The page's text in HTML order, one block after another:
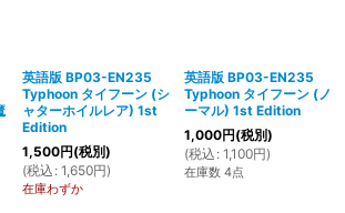
英語版 BP03-EN235
Typhoon タイフーン (シ
ャターホイルレア) 1st
Edition
1,500円(税別)
(税込 : 1,650円)
在庫わずか
英語版 BP03-EN235
Typhoon タイフーン (ノ
ーマル) 1st Edition
1,000円(税別)
(税込 : 1,100円)
在庫数 4点